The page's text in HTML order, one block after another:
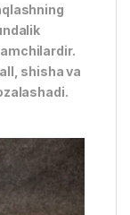
shisha va